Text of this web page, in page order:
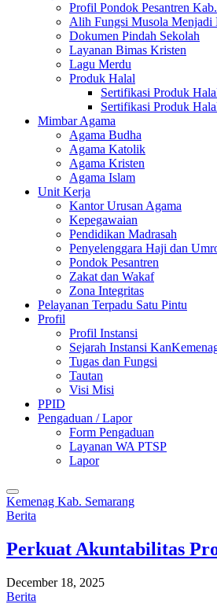
Profil Pondok Pesantren
Alih Fungsi Musola Menjadi
Dokumen Pindah Sekolah
Layanan Bimas Kristen
Lagu Merdu
Produk Halal
Sertifikasi Produk
Sertifikasi Produk
Mimbar Agama
Agama Budha
Agama Katolik
Agama Kristen
Agama Islam
Unit Kerja
Kantor Urusan Agama
Kepegawaian
Pendidikan Madrasah
Penyelenggara Haji dan
Pondok Pesantren
Zakat dan Wakaf
Zona Integritas
Pelayanan Terpadu Satu Pintu
Profil
Profil Instansi
Sejarah Instansi
Tugas dan Fungsi
Tautan
Visi Misi
PPID
Pengaduan / Lapor
Form Pengaduan
Layanan WA PTSP
Lapor
Kemenag Kab. Semarang
Berita
Perkuat Akuntabilitas
December 18, 2025
Berita